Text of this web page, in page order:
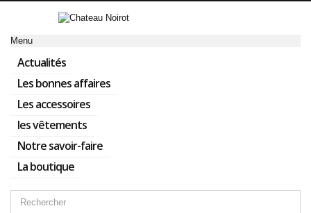
Menu
Actualités
Les bonnes affaires
Les accessoires
les vêtements
Notre savoir-faire
La boutique